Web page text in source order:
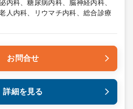
内科、糖尿病内科、脳神経内科、
人内科、リウマチ内科、総合診療
お問合せ
詳細を見る